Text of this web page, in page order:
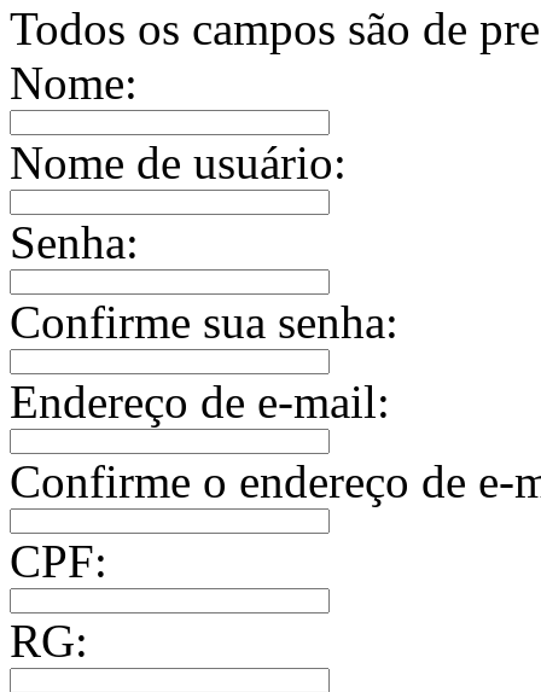
Todos os campos são de
Nome:
Nome de usuário:
Senha:
Confirme sua senha:
Endereço de e-mail:
Confirme o endereço de e-
CPF:
RG: